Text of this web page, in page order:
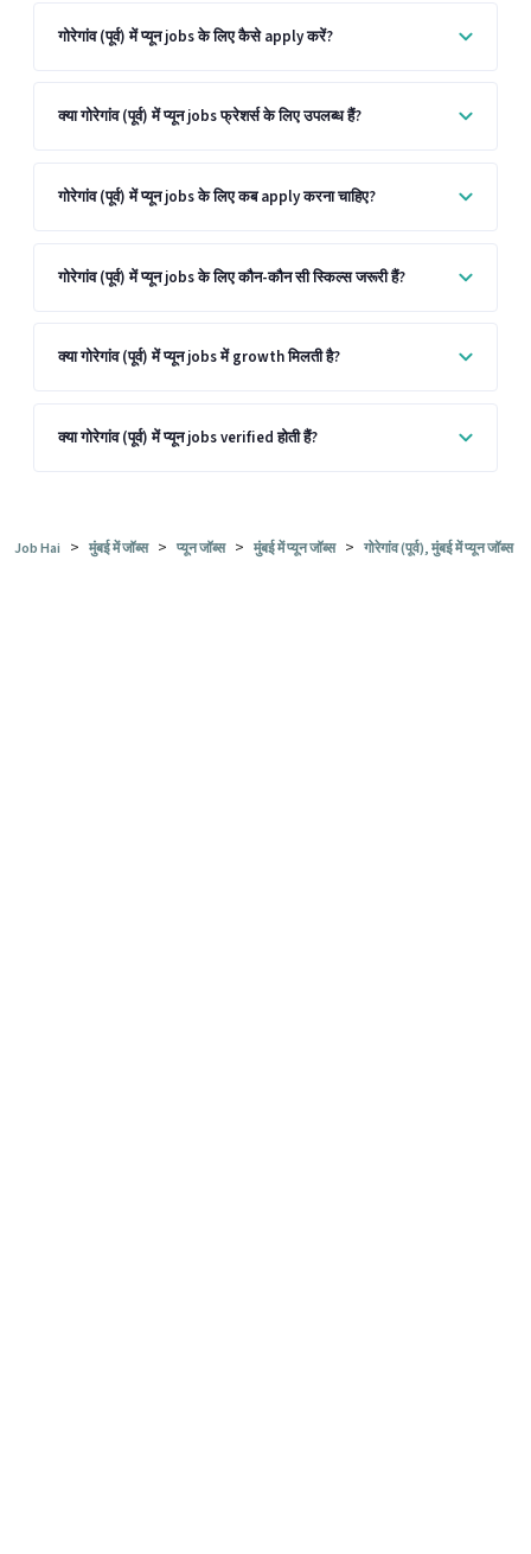
गोरेगांव (पूर्व) में प्यून jobs के लिए कैसे apply करें?
क्या गोरेगांव (पूर्व) में प्यून jobs फ्रेशर्स के लिए उपलब्ध हैं?
गोरेगांव (पूर्व) में प्यून jobs के लिए कब apply करना चाहिए?
गोरेगांव (पूर्व) में प्यून jobs के लिए कौन-कौन सी स्किल्स जरूरी हैं?
क्या गोरेगांव (पूर्व) में प्यून jobs में growth मिलती है?
क्या गोरेगांव (पूर्व) में प्यून jobs verified होती हैं?
Job Hai > मुंबई में जॉब्स > प्यून जॉब्स > मुंबई में प्यून जॉब्स > गोरेगांव (पूर्व), मुंबई में प्यून जॉब्स